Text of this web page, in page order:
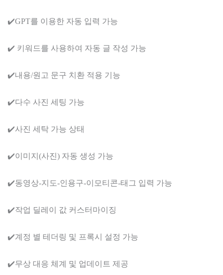
✔️GPT를 이용한 자동 입력 가능
✔️ 키워드를 사용하여 자동 글 작성 가능
✔️내용/원고 문구 치환 적용 기능
✔️다수 사진 세팅 가능
✔️사진 세탁 가능 상태
✔️이미지(사진) 자동 생성 가능
✔️동영상-지도-인용구-이모티콘-태그 입력 가능
✔️작업 딜레이 값 커스터마이징
✔️계정 별 테더링 및 프록시 설정 가능
✔️무상 대응 체계 및 업데이트 제공